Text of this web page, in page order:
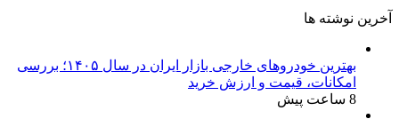
آخرین نوشته ها
بهترین خودروهای خارجی بازار ایران در سال ۱۴۰۵؛ بررسی
امکانات، قیمت و ارزش خرید
8 ساعت پیش